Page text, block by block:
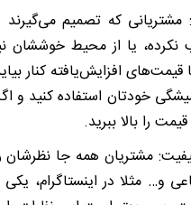
که تصمیم می‌گیرند
نکرده، یا از محیط
افزایش‌یافته کنار
خودتان استفاده کنید و
را بالا ببرید.
مشتریان همه جا
و… مثلا در اینستاگرام،